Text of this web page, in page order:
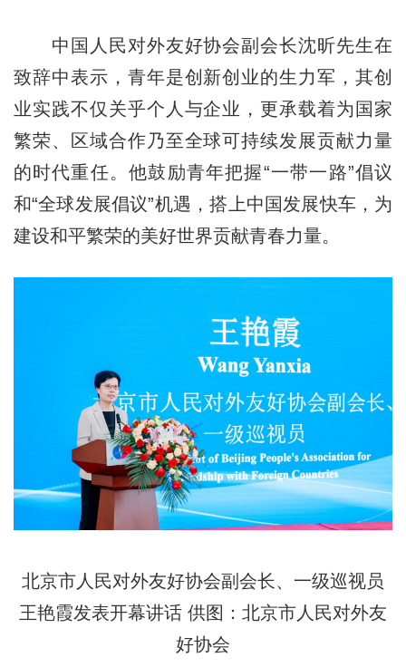
中国人民对外友好协会副会长沈昕先生在
致辞中表示，青年是创新创业的生力军，其创
业实践不仅关乎个人与企业，更承载着为国家
繁荣、区域合作乃至全球可持续发展贡献力量
的时代重任。他鼓励青年把握“一带一路”倡议
和“全球发展倡议”机遇，搭上中国发展快车，为
建设和平繁荣的美好世界贡献青春力量。
北京市人民对外友好协会副会长、一级巡视员
王艳霞发表开幕讲话 供图：北京市人民对外友
好协会